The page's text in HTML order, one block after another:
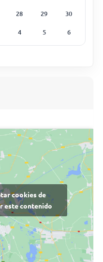
28 29 30
4 5 6
cookies de
este contenido